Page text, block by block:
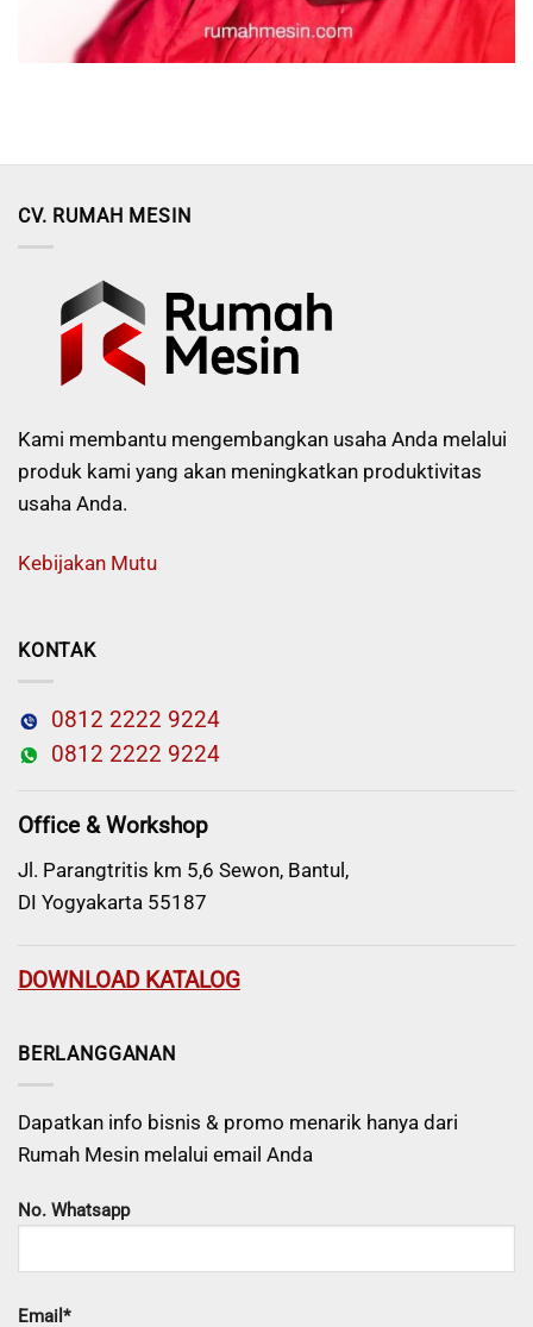
CV. RUMAH MESIN
Kami membantu mengembangkan usaha Anda melalui
produk kami yang akan meningkatkan produktivitas
usaha Anda.
Kebijakan Mutu
KONTAK
0812 2222 9224
0812 2222 9224
Office & Workshop
Jl. Parangtritis km 5,6 Sewon, Bantul,
DI Yogyakarta 55187
DOWNLOAD KATALOG
BERLANGGANAN
Dapatkan info bisnis & promo menarik hanya dari
Rumah Mesin melalui email Anda
No. Whatsapp
Email*